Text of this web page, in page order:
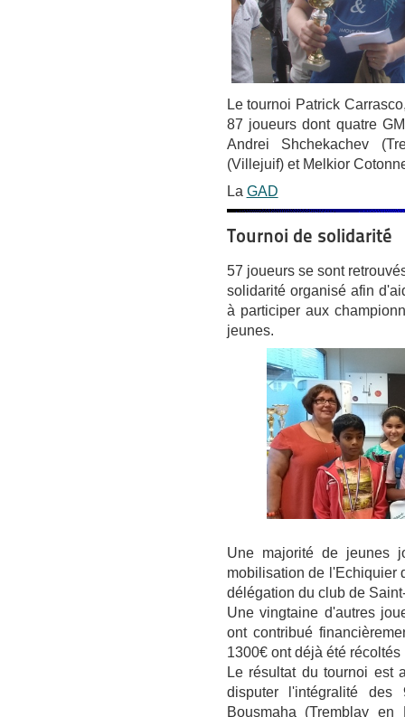
Le tournoi Patrick
87 joueurs dont quatre
Andrei Shchekachev
(Villejuif) et Melkior
La GAD
Tournoi de solidarité
57 joueurs se sont
solidarité organisé afin
à participer aux
jeunes.
Une majorité de jeunes
mobilisation de l'Echiquier
délégation du club de
Une vingtaine d'autres
ont contribué
1300€ ont déjà été récoltés
Le résultat du tournoi est
disputer l'intégralité
Bousmaha (Tremblay